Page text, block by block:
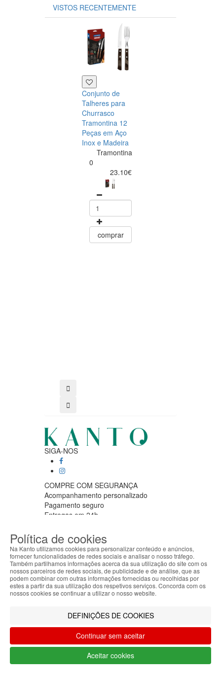
VISTOS RECENTEMENTE
Conjunto de
Talheres para
Churrasco
Tramontina 12
Peças em Aço
Inox e Madeira
Tramontina
0
23.10€
comprar
SIGA-NOS
COMPRE COM SEGURANÇA
Acompanhamento personalizado
Pagamento seguro
Entregas em 24h
Segunda a sexta feira
9:30 › 12:00
15:00 › 17:30
Clique para iniciar chat
PARCEIROS LOGISTICOS
MÉTODOS DE PAGAMENTO
Filtrar por
Limpar filtros
Filtrar
ABOUT THE COOKIES
Kanto handles information about your visit using
cookies that improve the performance of the
offer advertising tailored to your interests. By
continuing to browse our site, you accept the use of
these cookies. For more information, see our
Privacy and Cookie Policy. You can configure your
preferences in Cookie settings.
Accepted
Política de cookies
Na Kanto utilizamos cookies para personalizar conteúdo e anúncios,
fornecer funcionalidades de redes sociais e analisar o nosso tráfego.
Também partilhamos informações acerca da sua utilização do site com os
nossos parceiros de redes sociais, de publicidade e de análise, que as
podem combinar com outras informações fornecidas ou recolhidas por
estes a partir da sua utilização dos respetivos serviços. Concorda com os
nossos cookies se continuar a utilizar o nosso website.
DEFINIÇÕES DE COOKIES
Continuar sem aceitar
Aceitar cookies